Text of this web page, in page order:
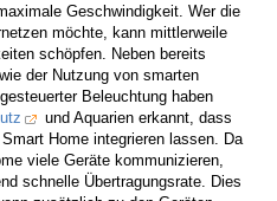
Geschwindigkeit. Wer die
möchte, kann mittlerweile
schöpfen. Neben bereits
der Nutzung von smarten
Beleuchtung haben
und Aquarien erkannt, dass
Home integrieren lassen. Da
viele Geräte kommunizieren,
schnelle Übertragungsrate. Dies